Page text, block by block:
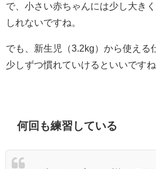
で、小さい赤ちゃんには少し大き
しれないですね。
でも、新生児（3.2kg）から使える
少しずつ慣れていけるといいですね
何回も練習している